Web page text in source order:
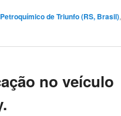
de Triunfo (RS, Brasil),
no veículo